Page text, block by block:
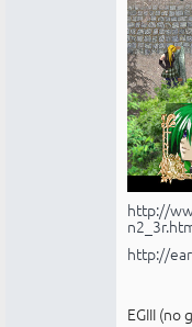
http://
http://
EGIII (no